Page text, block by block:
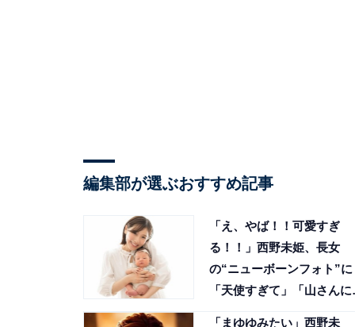
編集部が選ぶおすすめ記事
「え、やば！！可愛すぎ
る！！」西野未姫、長女
の“ニューボーンフォト”に
「天使すぎて」「山さんに
「まゆゆみたい」西野未